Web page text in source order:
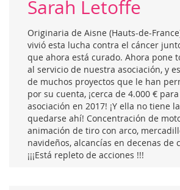
Sarah Letoffe
Originaria de Aisne (Hauts-de-
vivió esta lucha contra el cáncer
que ahora está curado. Ahora pone
al servicio de nuestra asociación, y
de muchos proyectos que le han
por su cuenta, ¡cerca de 4.000 €
asociación en 2017! ¡Y ella no tiene
quedarse ahí! Concentración de
animación de tiro con arco,
navideños, alcancías en decenas de
¡¡¡Está repleto de acciones !!!